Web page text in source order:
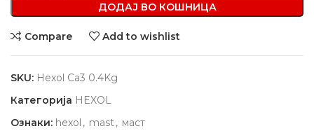
ДОДАЈ ВО КОШНИЦА
Compare Add to wishlist
SKU: Hexol Ca3 0.4Kg
Категорија HEXOL
Ознаки: hexol , mast, маст